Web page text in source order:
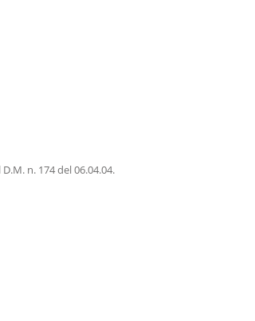
n. 174 del 06.04.04.